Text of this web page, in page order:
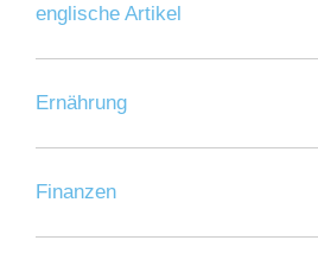
englische Artikel
Ernährung
Finanzen